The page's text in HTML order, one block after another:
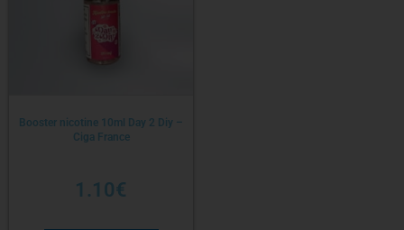
Booster nicotine 10ml Day 2 Diy –
Ciga France
1.10€